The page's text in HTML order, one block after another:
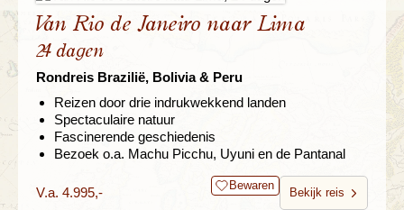
Van Rio de Janeiro naar Lima
24 dagen
Rondreis Brazilië, Bolivia & Peru
Reizen door drie indrukwekkend landen
Spectaculaire natuur
Fascinerende geschiedenis
Bezoek o.a. Machu Picchu, Uyuni en de Pantanal
V.a. 4.995,- Bewaren
Bekijk reis